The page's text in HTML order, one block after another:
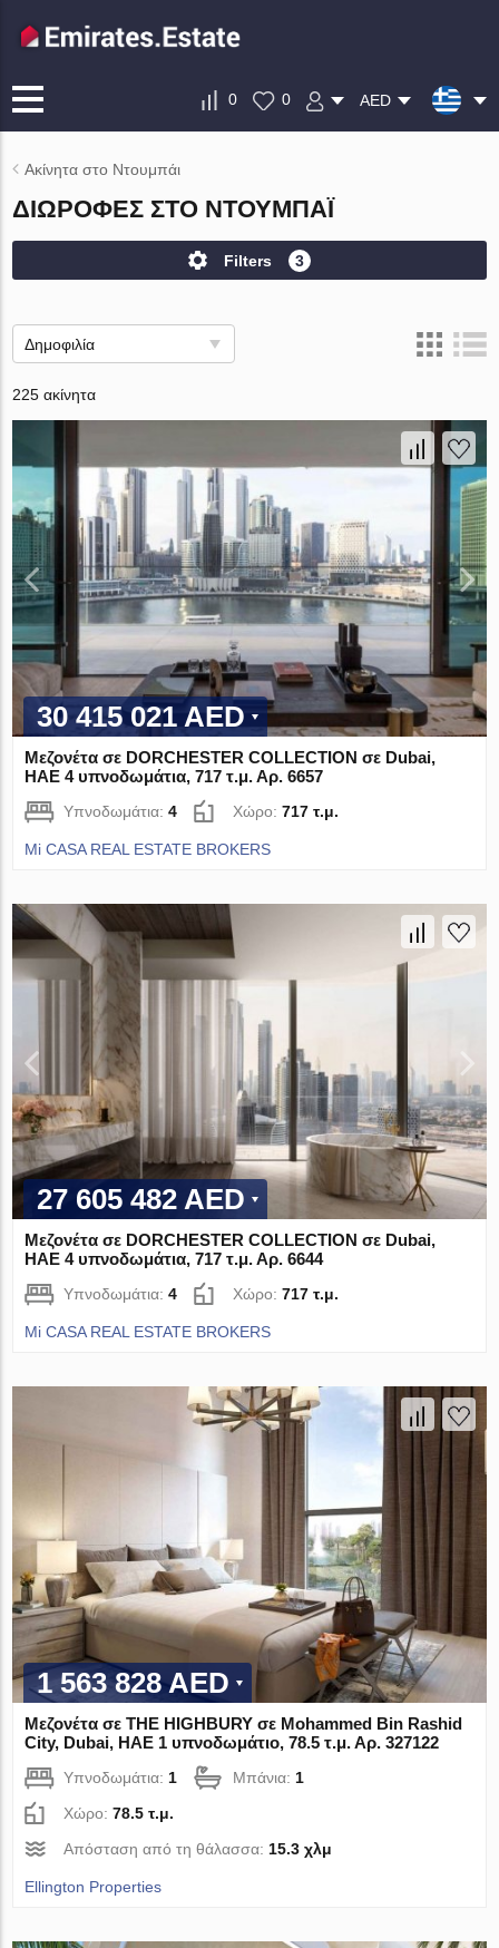
0 0 AED
Ακίνητα στο Ντουμπάι
ΔΙΏΡΟΦΕΣ ΣΤΟ ΝΤΟΥΜΠΆΙ
Filters 3
Δημοφιλία
225 ακίνητα
30 415 021 AED
Μεζονέτα σε DORCHESTER COLLECTION σε Dubai,
ΗΑΕ 4 υπνοδωμάτια, 717 τ.μ. Αρ. 6657
Υπνοδωμάτια:4 Χώρο:717 τ.μ.
Mi CASA REAL ESTATE BROKERS
27 605 482 AED
Μεζονέτα σε DORCHESTER COLLECTION σε Dubai,
ΗΑΕ 4 υπνοδωμάτια, 717 τ.μ. Αρ. 6644
Υπνοδωμάτια:4 Χώρο:717 τ.μ.
Mi CASA REAL ESTATE BROKERS
1 563 828 AED
Μεζονέτα σε THE HIGHBURY σε Mohammed Bin Rashid
City, Dubai, ΗΑΕ 1 υπνοδωμάτιο, 78.5 τ.μ. Αρ. 327122
Υπνοδωμάτια: 1 Μπάνια: 1
Χώρο:78.5 τ.μ.
Απόσταση από τη θάλασσα: 15.3 χλμ
Ellington Properties